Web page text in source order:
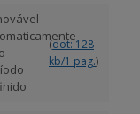
(dot: 128
kb/1 pag.)